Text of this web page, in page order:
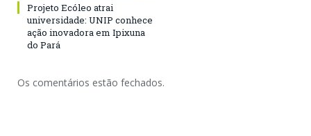
Projeto Ecóleo atrai
universidade: UNIP conhece
ação inovadora em Ipixuna
do Pará
Os comentários estão fechados.